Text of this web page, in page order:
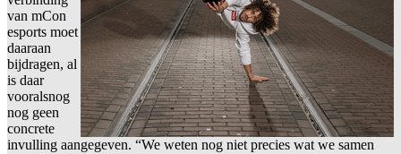
van mCon
esports moet
daaraan
bijdragen, al
is daar
vooralsnog
nog geen
concrete
invulling aangegeven. “We weten nog niet precies wat we samen